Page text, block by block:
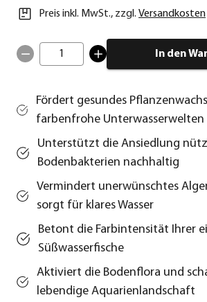
Preis inkl. MwSt., zzgl. Versandkosten
1 In den
Fördert gesundes
farbenfrohe Unterwasserwelten
Unterstützt die Ansiedlung
Bodenbakterien nachhaltig
Vermindert unerwünschtes
sorgt für klares Wasser
Betont die Farbintensität Ihrer
Süßwasserfische
Aktiviert die Bodenflora und
lebendige Aquarienlandschaft